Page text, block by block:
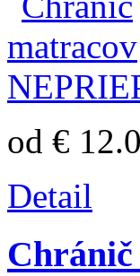
od €
Detail